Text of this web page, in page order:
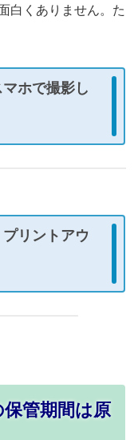
白くありません。た
ホで撮影し
リントアウ
管期間は原